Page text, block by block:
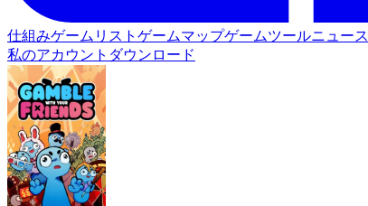
仕組みゲームリスト ゲームマップゲームツールニュース
私のアカウント ダウンロード